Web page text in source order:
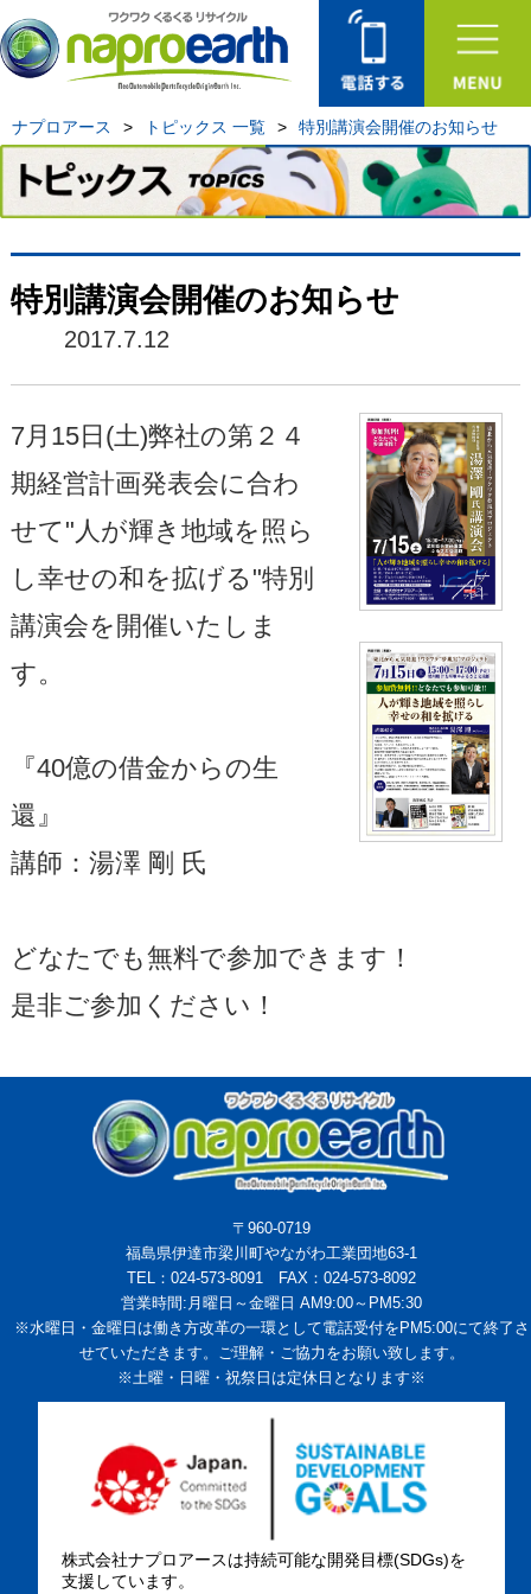
ナプロアース > トピックス 一覧 > 特別講演会開催のお知らせ
特別講演会開催のお知らせ
2017.7.12
7月15日(土)弊社の第２４
期経営計画発表会に合わ
せて"人が輝き地域を照ら
し幸せの和を拡げる"特別
講演会を開催いたしま
す。
『40億の借金からの生
還』
講師：湯澤 剛 氏
どなたでも無料で参加できます！
是非ご参加ください！
〒960-0719
福島県伊達市梁川町やながわ工業団地63-1
TEL：024-573-8091 FAX：024-573-8092
営業時間:月曜日～金曜日 AM9:00～PM5:30
※水曜日・金曜日は働き方改革の一環として電話受付をPM5:00にて終了さ
せていただきます。ご理解・ご協力をお願い致します。
※土曜・日曜・祝祭日は定休日となります※
株式会社ナプロアースは持続可能な開発目標(SDGs)を
支援しています。